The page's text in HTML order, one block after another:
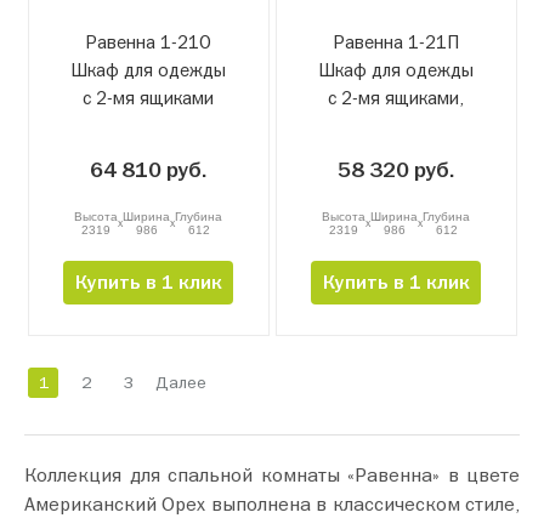
Равенна 1-21О
Шкаф для одежды
с 2-мя ящиками
64 810 руб.
Высота
2319
xШирина
986
xГлубина
612
Купить в 1 клик
Равенна 1-21П
Шкаф для одежды
с 2-мя ящиками,
58 320 руб.
Высота
2319
xШирина
986
xГлубина
612
Купить в 1 клик
1 2 3 Далее
Коллекция для спальной комнаты «Равенна» в цвете
Американский Орех выполнена в классическом стиле,